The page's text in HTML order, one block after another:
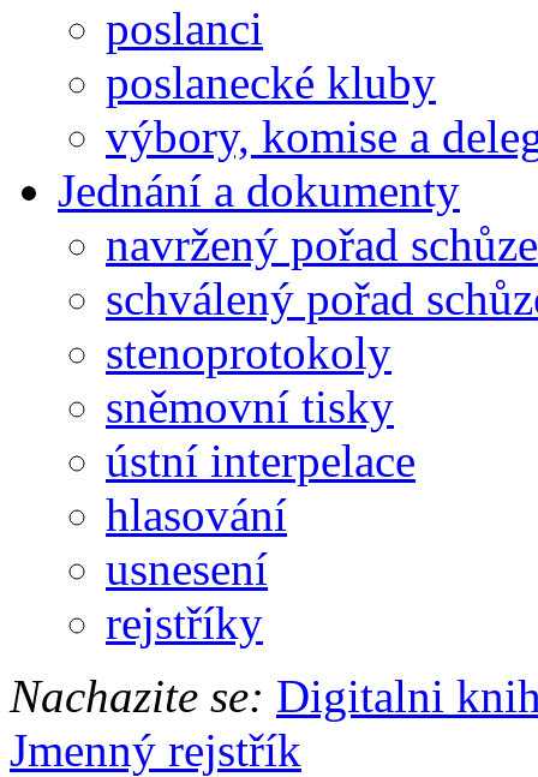
poslanci
poslanecké kluby
výbory, komise a
Jednání a dokumenty
navržený pořad schůze
schválený pořad
stenoprotokoly
sněmovní tisky
ústní interpelace
hlasování
usnesení
rejstříky
Nachazite se: Digitalni
Jmenný rejstřík